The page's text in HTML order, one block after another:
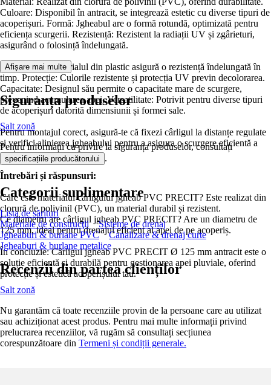
Culoare: Disponibil în antracit, se integrează estetic cu diverse tipuri de
acoperișuri. Formă: Jgheabul are o formă rotundă, optimizată pentru
eficiența scurgerii. Rezistență: Rezistent la radiații UV și zgârieturi,
asigurând o folosință îndelungată.
Durabilitate: Materialul din plastic asigură o rezistență îndelungată în
timp. Protecție: Culorile rezistente și protecția UV previn decolorarea.
Capacitate: Designul său permite o capacitate mare de scurgere,
prevenind acumularea apei. Versatilitate: Potrivit pentru diverse tipuri
de acoperișuri datorită dimensiunii și formei sale.
Pentru montajul corect, asigură-te că fixezi cârligul la distanțe regulate
și verifici alinierea jgheabului pentru a asigura o scurgere eficientă a
apei.
Întrebări și răspunsuri:
Care este materialul cârligului jgheab PVC PRECIT? Este realizat din
clorură de polivinil (PVC), un material durabil și rezistent.
Ce diametru are cârligul jgheab PVC PRECIT? Are un diametru de
125 mm, ideal pentru drenajul eficient al apei de pe acoperiș.
În concluzie: Cârligul jgheab PVC PRECIT Ø 125 mm antracit este o
soluție eficientă și durabilă pentru gestionarea apei pluviale, oferind
protecție și estetică acoperișului tău.
Afișare mai multe
Siguranța produselor
Salt zonă
Pentru informații cu privire la siguranța produselor, consultați
specificațiile producătorului .
Categorii suplimentare
Lista de sărituri
Materiale de construcţii
Sisteme de drenaj
Jgheaburi & burlane PVC
Canalizare & drenaj curte
Jgheaburi & burlane metalice
Recenzii din partea clienților
Salt zonă
Nu garantăm că toate recenziile provin de la persoane care au utilizat
sau achiziționat acest produs. Pentru mai multe informații privind
prelucrarea recenziilor, vă rugăm să consultați secțiunea
corespunzătoare din Termeni și condiții generale.